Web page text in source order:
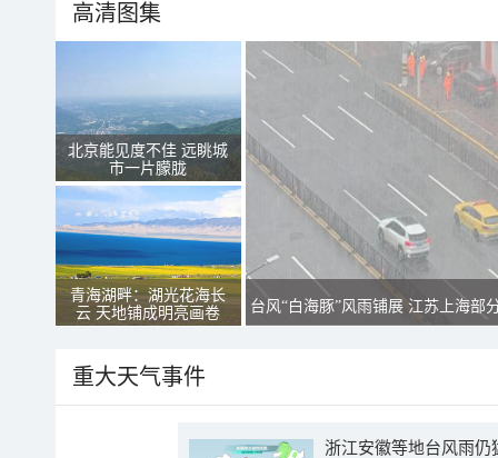
高清图集
北京能见度不佳 远眺城
市一片朦胧
青海湖畔：湖光花海长
云 天地铺成明亮画卷
台风“白海豚”风雨铺展 江苏上海部
重大天气事件
浙江安徽等地台风雨